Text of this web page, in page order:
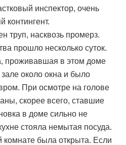
инспектор, очень
контингент.
труп, насквозь промерз.
прошло несколько суток.
проживавшая в этом доме
около окна и было
При осмотре на голове
скорее всего, ставшие
в доме сильно не
стояла немытая посуда.
была открыта. Если